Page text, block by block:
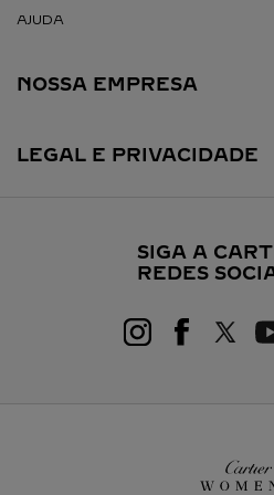
AJUDA
NOSSA EMPRESA
LEGAL E PRIVACIDADE
SIGA A
REDES